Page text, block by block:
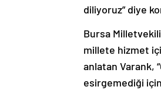
diliyoruz” diye
Bursa
millete hizmet
anlatan Varank,
esirgemediği